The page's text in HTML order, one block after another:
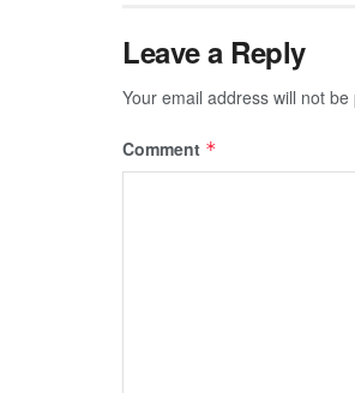
Leave a Reply
Your email address will not be
Comment *